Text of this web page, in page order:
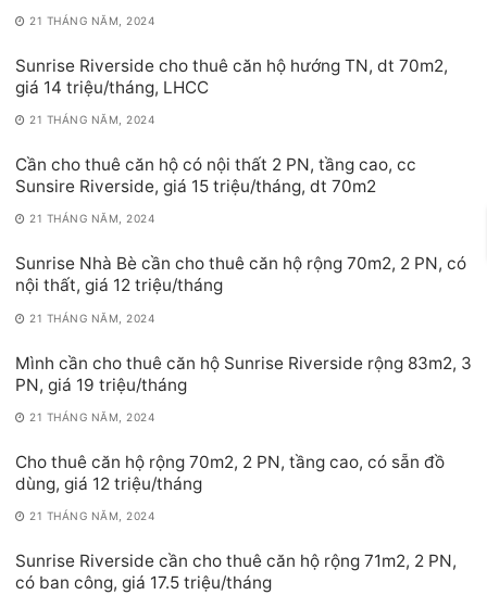
21 THÁNG NĂM, 2024
Sunrise Riverside cho thuê căn hộ hướng TN, dt 70m2,
giá 14 triệu/tháng, LHCC
21 THÁNG NĂM, 2024
Cần cho thuê căn hộ có nội thất 2 PN, tầng cao, cc
Sunsire Riverside, giá 15 triệu/tháng, dt 70m2
21 THÁNG NĂM, 2024
Sunrise Nhà Bè cần cho thuê căn hộ rộng 70m2, 2 PN, có
nội thất, giá 12 triệu/tháng
21 THÁNG NĂM, 2024
Mình cần cho thuê căn hộ Sunrise Riverside rộng 83m2, 3
PN, giá 19 triệu/tháng
21 THÁNG NĂM, 2024
Cho thuê căn hộ rộng 70m2, 2 PN, tầng cao, có sẵn đồ
dùng, giá 12 triệu/tháng
21 THÁNG NĂM, 2024
Sunrise Riverside cần cho thuê căn hộ rộng 71m2, 2 PN,
có ban công, giá 17.5 triệu/tháng